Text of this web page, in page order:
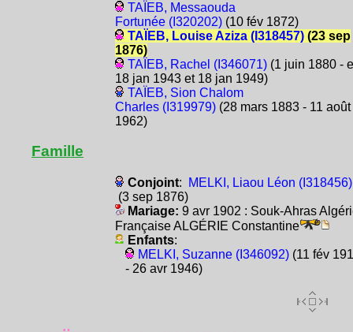
TAÏEB, Messaouda
Fortunée (I320202)(10 fév 1872)
TAÏEB, Louise Aziza (I318457)(23 sep
1876)
TAÏEB, Rachel (I346071)(1 juin 1880 -
18 jan 1943 et 18 jan 1949)
TAÏEB, Sion Chalom
Charles (I319979)(28 mars 1883 - 11 août
1962)
Famille
Conjoint:
MELKI, Liaou Léon (I318456)
(3 sep 1876)
Mariage: 9 avr 1902 : Souk-Ahras
Française ALGÉRIE Constantine
Enfants:
MELKI, Suzanne (I346092)(11 fév
- 26 avr 1946)